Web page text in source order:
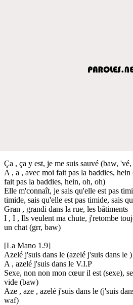
Ça , ça y est, je me suis sauvé (baw,
A , a , avec moi fait pas la baddies,
fait pas la baddies, hein, oh, oh)
Elle m'connaît, je sais qu'elle est pas
timide, sais qu'elle est pas timide, sais
Gran , grandi dans la rue, les bâtiments
I , I , Ils veulent ma chute, j'retombe
un chat (grr, baw)
[La Mano 1.9]
Azelé j'suis dans le (azelé j'suis dans le )
A , azelé j'suis dans le V.I.P
Sexe, non non mon cœur il est (sexe),
vide (baw)
Aze , aze , azelé j'suis dans le (j'suis
waf)